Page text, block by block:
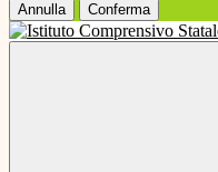
Annulla Conferma